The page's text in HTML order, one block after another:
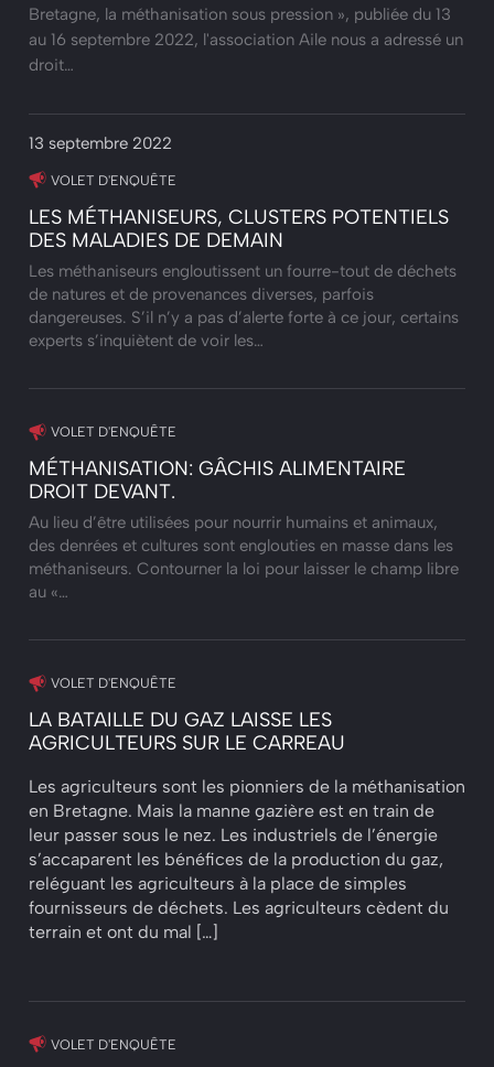
Bretagne, la méthanisation sous pression », publiée du 13
au 16 septembre 2022, l'association Aile nous a adressé un
droit…
13 septembre 2022
VOLET D'ENQUÊTE
LES MÉTHANISEURS, CLUSTERS POTENTIELS
DES MALADIES DE DEMAIN
Les méthaniseurs engloutissent un fourre-tout de déchets
de natures et de provenances diverses, parfois
dangereuses. S’il n’y a pas d’alerte forte à ce jour, certains
experts s’inquiètent de voir les…
VOLET D'ENQUÊTE
MÉTHANISATION: GÂCHIS ALIMENTAIRE
DROIT DEVANT.
Au lieu d’être utilisées pour nourrir humains et animaux,
des denrées et cultures sont englouties en masse dans les
méthaniseurs. Contourner la loi pour laisser le champ libre
au «…
VOLET D'ENQUÊTE
LA BATAILLE DU GAZ LAISSE LES
AGRICULTEURS SUR LE CARREAU
Les agriculteurs sont les pionniers de la méthanisation
en Bretagne. Mais la manne gazière est en train de
leur passer sous le nez. Les industriels de l’énergie
s’accaparent les bénéfices de la production du gaz,
reléguant les agriculteurs à la place de simples
fournisseurs de déchets. Les agriculteurs cèdent du
terrain et ont du mal […]
VOLET D'ENQUÊTE